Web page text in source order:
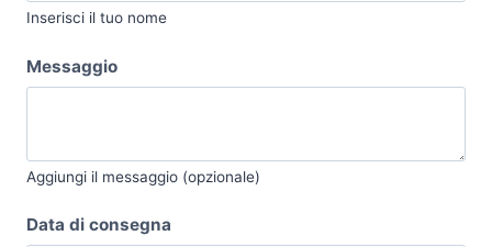
Inserisci il tuo nome
Messaggio
Aggiungi il messaggio (opzionale)
Data di consegna